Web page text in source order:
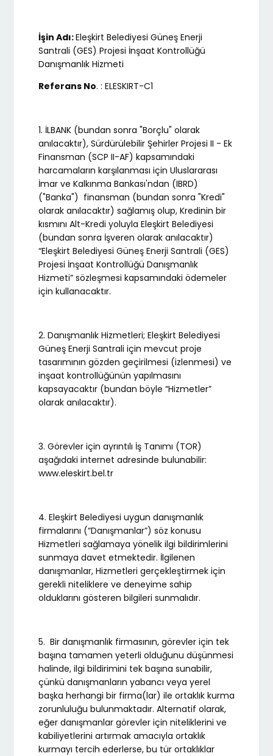
İşin Adı:Eleşkirt Belediyesi Güneş Enerji
Santrali (GES) Projesi İnşaat Kontrollüğü
Danışmanlık Hizmeti
Referans No. : ELESKIRT-C1
1. İLBANK (bundan sonra "Borçlu" olarak
anılacaktır), Sürdürülebilir Şehirler Projesi II - Ek
Finansman (SCP II-AF) kapsamındaki
harcamaların karşılanması için Uluslararası
İmar ve Kalkınma Bankası'ndan (IBRD)
("Banka") finansman (bundan sonra "Kredi"
olarak anılacaktır) sağlamış olup, Kredinin bir
kısmını Alt-Kredi yoluyla Eleşkirt Belediyesi
(bundan sonra İşveren olarak anılacaktır)
“Eleşkirt Belediyesi Güneş Enerji Santrali (GES)
Projesi İnşaat Kontrollüğü Danışmanlık
Hizmeti” sözleşmesi kapsamındaki ödemeler
için kullanacaktır.
2. Danışmanlık Hizmetleri; Eleşkirt Belediyesi
Güneş Enerji Santrali için mevcut proje
tasarımının gözden geçirilmesi (izlenmesi) ve
inşaat kontrollüğünün yapılmasını
kapsayacaktır (bundan böyle “Hizmetler”
olarak anılacaktır).
3. Görevler için ayrıntılı İş Tanımı (TOR)
aşağıdaki internet adresinde bulunabilir:
www.eleskirt.bel.tr
4. Eleşkirt Belediyesi uygun danışmanlık
firmalarını (“Danışmanlar”) söz konusu
Hizmetleri sağlamaya yönelik ilgi bildirimlerini
sunmaya davet etmektedir. İlgilenen
danışmanlar, Hizmetleri gerçekleştirmek için
gerekli niteliklere ve deneyime sahip
olduklarını gösteren bilgileri sunmalıdır.
5. Bir danışmanlık firmasının, görevler için tek
başına tamamen yeterli olduğunu düşünmesi
halinde, ilgi bildirimini tek başına sunabilir,
çünkü danışmanların yabancı veya yerel
başka herhangi bir firma(lar) ile ortaklık kurma
zorunluluğu bulunmaktadır. Alternatif olarak,
eğer danışmanlar görevler için niteliklerini ve
kabiliyetlerini artırmak amacıyla ortaklık
kurmayı tercih ederlerse, bu tür ortaklıklar